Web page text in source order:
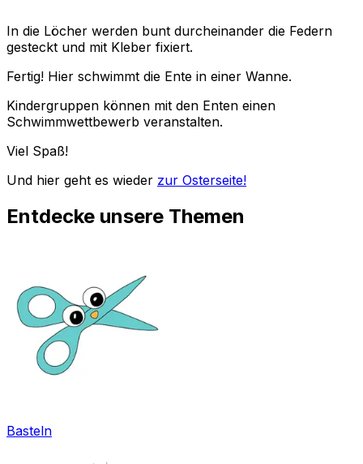
In die Löcher werden bunt durcheinander die Federn
gesteckt und mit Kleber fixiert.
Fertig! Hier schwimmt die Ente in einer Wanne.
Kindergruppen können mit den Enten einen
Schwimmwettbewerb veranstalten.
Viel Spaß!
Und hier geht es wieder zur Osterseite!
Entdecke unsere Themen
Basteln